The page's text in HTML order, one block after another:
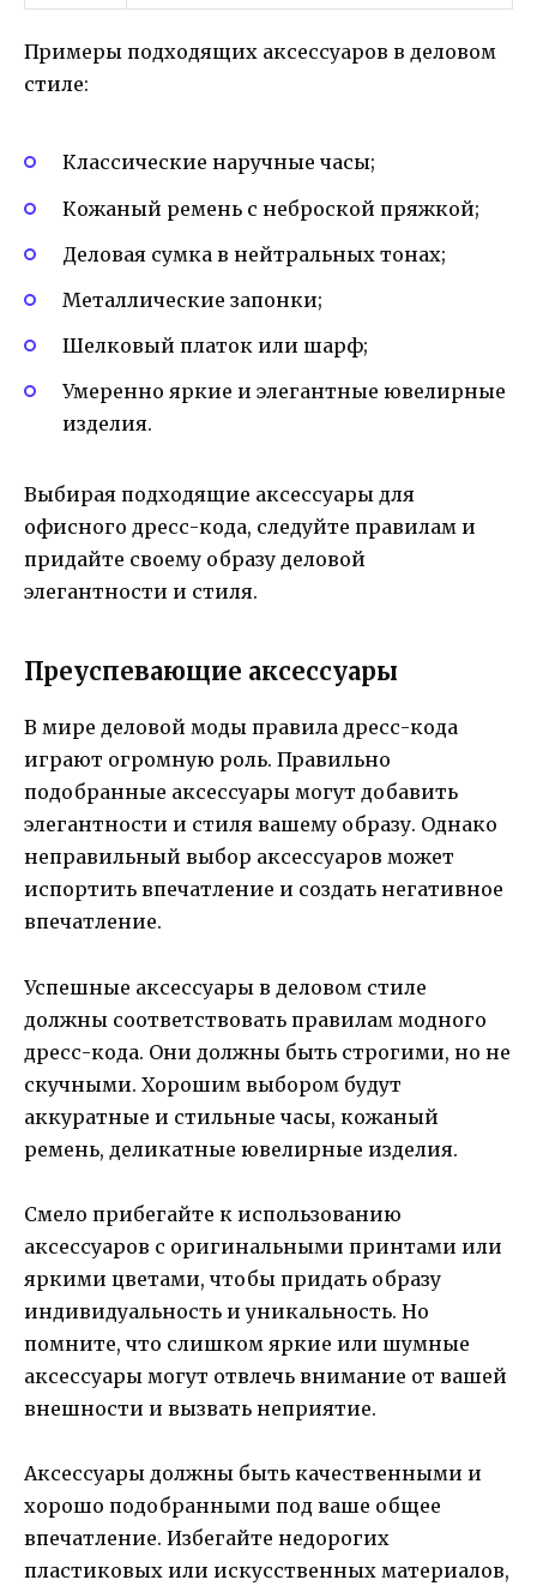
Примеры подходящих аксессуаров в деловом
стиле:
Классические наручные часы;
Кожаный ремень с неброской пряжкой;
Деловая сумка в нейтральных тонах;
Металлические запонки;
Шелковый платок или шарф;
Умеренно яркие и элегантные ювелирные
изделия.
Выбирая подходящие аксессуары для
офисного дресс-кода, следуйте правилам и
придайте своему образу деловой
элегантности и стиля.
Преуспевающие аксессуары
В мире деловой моды правила дресс-кода
играют огромную роль. Правильно
подобранные аксессуары могут добавить
элегантности и стиля вашему образу. Однако
неправильный выбор аксессуаров может
испортить впечатление и создать негативное
впечатление.
Успешные аксессуары в деловом стиле
должны соответствовать правилам модного
дресс-кода. Они должны быть строгими, но не
скучными. Хорошим выбором будут
аккуратные и стильные часы, кожаный
ремень, деликатные ювелирные изделия.
Смело прибегайте к использованию
аксессуаров с оригинальными принтами или
яркими цветами, чтобы придать образу
индивидуальность и уникальность. Но
помните, что слишком яркие или шумные
аксессуары могут отвлечь внимание от вашей
внешности и вызвать неприятие.
Аксессуары должны быть качественными и
хорошо подобранными под ваше общее
впечатление. Избегайте недорогих
пластиковых или искусственных материалов,